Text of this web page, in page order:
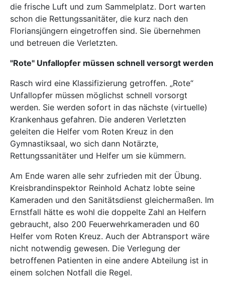
die frische Luft und zum Sammelplatz. Dort warten
schon die Rettungssanitäter, die kurz nach den
Floriansjüngern eingetroffen sind. Sie übernehmen
und betreuen die Verletzten.
"Rote" Unfallopfer müssen schnell versorgt werden
Rasch wird eine Klassifizierung getroffen. „Rote“
Unfallopfer müssen möglichst schnell vorsorgt
werden. Sie werden sofort in das nächste (virtuelle)
Krankenhaus gefahren. Die anderen Verletzten
geleiten die Helfer vom Roten Kreuz in den
Gymnastiksaal, wo sich dann Notärzte,
Rettungssanitäter und Helfer um sie kümmern.
Am Ende waren alle sehr zufrieden mit der Übung.
Kreisbrandinspektor Reinhold Achatz lobte seine
Kameraden und den Sanitätsdienst gleichermaßen. Im
Ernstfall hätte es wohl die doppelte Zahl an Helfern
gebraucht, also 200 Feuerwehrkameraden und 60
Helfer vom Roten Kreuz. Auch der Abtransport wäre
nicht notwendig gewesen. Die Verlegung der
betroffenen Patienten in eine andere Abteilung ist in
einem solchen Notfall die Regel.